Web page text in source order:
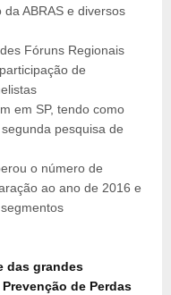
ABRAS e diversos
Fóruns Regionais
de
em SP, tendo como
pesquisa de
o número de
ao ano de 2016 e
das grandes
de Perdas